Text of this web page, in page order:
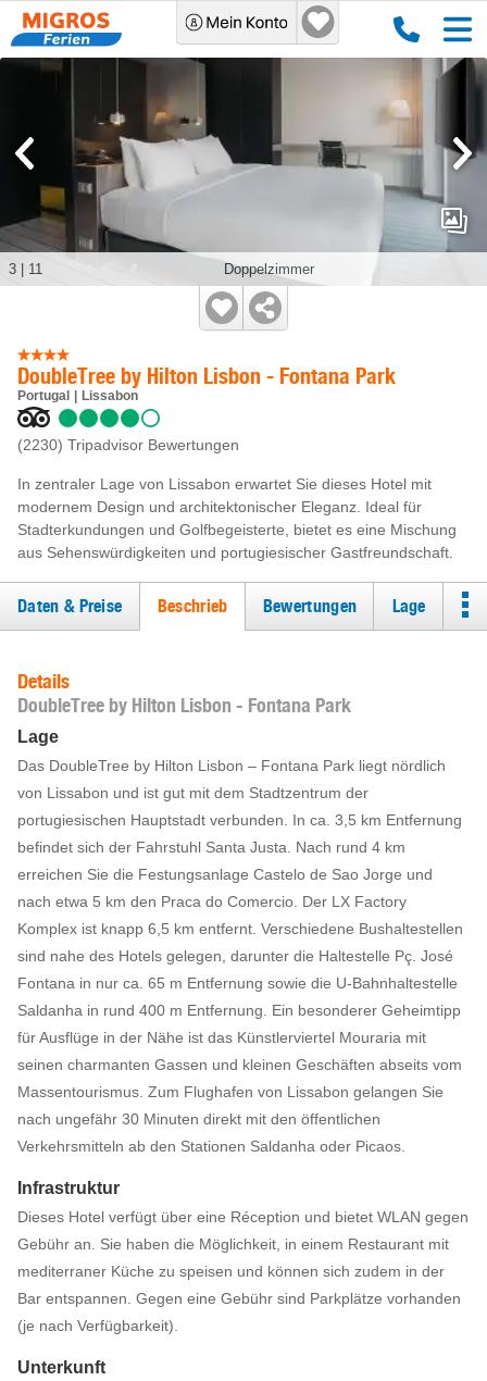
DoubleTree by Hilton Lisbon - Fontana Park
Portugal Lissabon
(2230) Tripadvisor Bewertungen
In zentraler Lage von Lissabon erwartet Sie dieses Hotel mit
modernem Design und architektonischer Eleganz. Ideal für
Stadterkundungen und Golfbegeisterte, bietet es eine Mischung
aus Sehenswürdigkeiten und portugiesischer Gastfreundschaft.
Doppelzimmer
3 11
Daten & Preise Beschrieb Bewertungen Lage
Details
DoubleTree by Hilton Lisbon - Fontana Park
Lage
Das DoubleTree by Hilton Lisbon – Fontana Park liegt nördlich
von Lissabon und ist gut mit dem Stadtzentrum der
portugiesischen Hauptstadt verbunden. In ca. 3,5 km Entfernung
befindet sich der Fahrstuhl Santa Justa. Nach rund 4 km
erreichen Sie die Festungsanlage Castelo de Sao Jorge und
nach etwa 5 km den Praca do Comercio. Der LX Factory
Komplex ist knapp 6,5 km entfernt. Verschiedene Bushaltestellen
sind nahe des Hotels gelegen, darunter die Haltestelle Pç. José
Fontana in nur ca. 65 m Entfernung sowie die U-Bahnhaltestelle
Saldanha in rund 400 m Entfernung. Ein besonderer Geheimtipp
für Ausflüge in der Nähe ist das Künstlerviertel Mouraria mit
seinen charmanten Gassen und kleinen Geschäften abseits vom
Massentourismus. Zum Flughafen von Lissabon gelangen Sie
nach ungefähr 30 Minuten direkt mit den öffentlichen
Verkehrsmitteln ab den Stationen Saldanha oder Picaos.
Infrastruktur
Dieses Hotel verfügt über eine Réception und bietet WLAN gegen
Gebühr an. Sie haben die Möglichkeit, in einem Restaurant mit
mediterraner Küche zu speisen und können sich zudem in der
Bar entspannen. Gegen eine Gebühr sind Parkplätze vorhanden
(je nach Verfügbarkeit).
Unterkunft